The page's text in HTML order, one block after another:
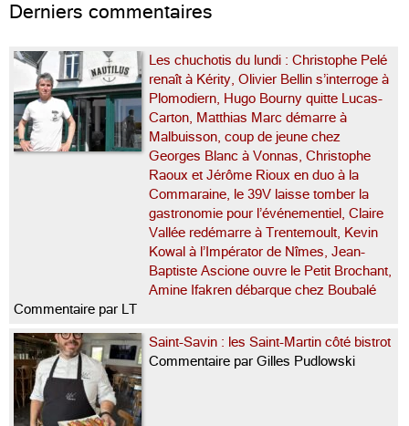
Derniers commentaires
Les chuchotis du lundi : Christophe Pelé
renaît à Kérity, Olivier Bellin s’interroge à
Plomodiern, Hugo Bourny quitte Lucas-
Carton, Matthias Marc démarre à
Malbuisson, coup de jeune chez
Georges Blanc à Vonnas, Christophe
Raoux et Jérôme Rioux en duo à la
Commaraine, le 39V laisse tomber la
gastronomie pour l’événementiel, Claire
Vallée redémarre à Trentemoult, Kevin
Kowal à l’Impérator de Nîmes, Jean-
Baptiste Ascione ouvre le Petit Brochant,
Amine Ifakren débarque chez Boubalé
Commentaire par LT
Saint-Savin : les Saint-Martin côté bistrot
Commentaire par Gilles Pudlowski